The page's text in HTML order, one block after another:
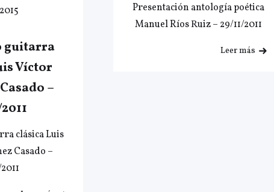
guitarra
Víctor
–
clásica Luis
Casado –
Presentación antología poética
Manuel Ríos Ruiz – 29/11/2011
Leer más